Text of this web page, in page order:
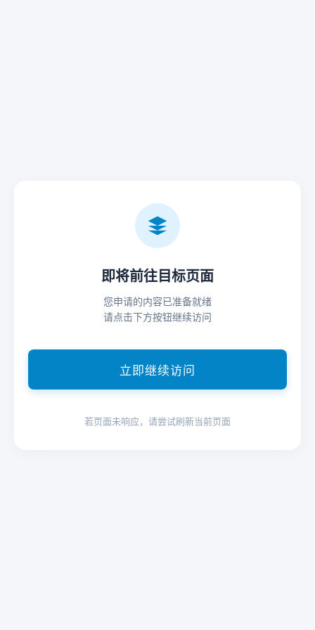
即将前往目标页面
您申请的内容已准备就绪
请点击下方按钮继续访问
立即继续访问
若页面未响应，请尝试刷新当前页面